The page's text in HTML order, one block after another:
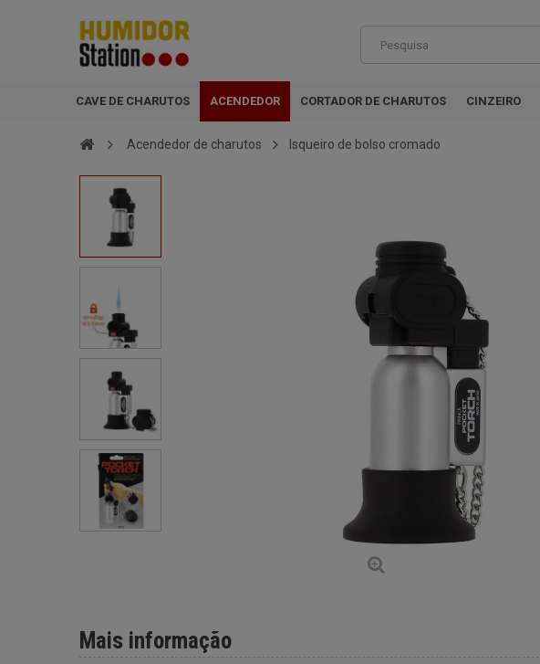
CAVE DE CHARUTOS ACENDEDOR CORTADOR DE CHARUTOS CINZEIRO
Acendedor de charutos Isqueiro de bolso cromado
Mais informação